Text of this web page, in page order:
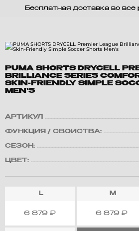
Бесплатная доставка во все
PUMA SHORTS DRYCELL
BRILLIANCE SERIES
SKIN-FRIENDLY SIMPLE
MEN'S
АРТИКУЛ
ФУНКЦИЯ / СВОЙСТВА:
СЕЗОН:
ЦВЕТ:
L
6 879 ₽
M
6 879 ₽